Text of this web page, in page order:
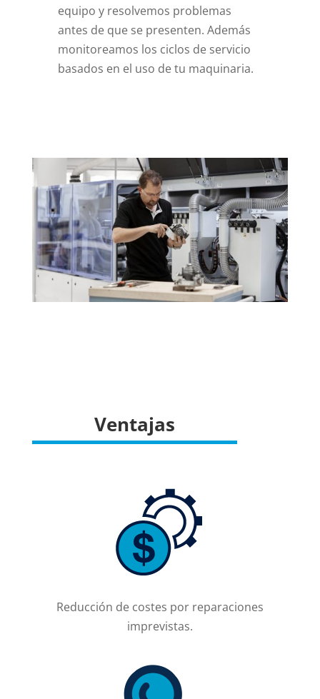
equipo y resolvemos problemas
antes de que se presenten. Además
monitoreamos los ciclos de servicio
basados en el uso de tu maquinaria.
Ventajas
Reducción de costes por reparaciones
imprevistas.